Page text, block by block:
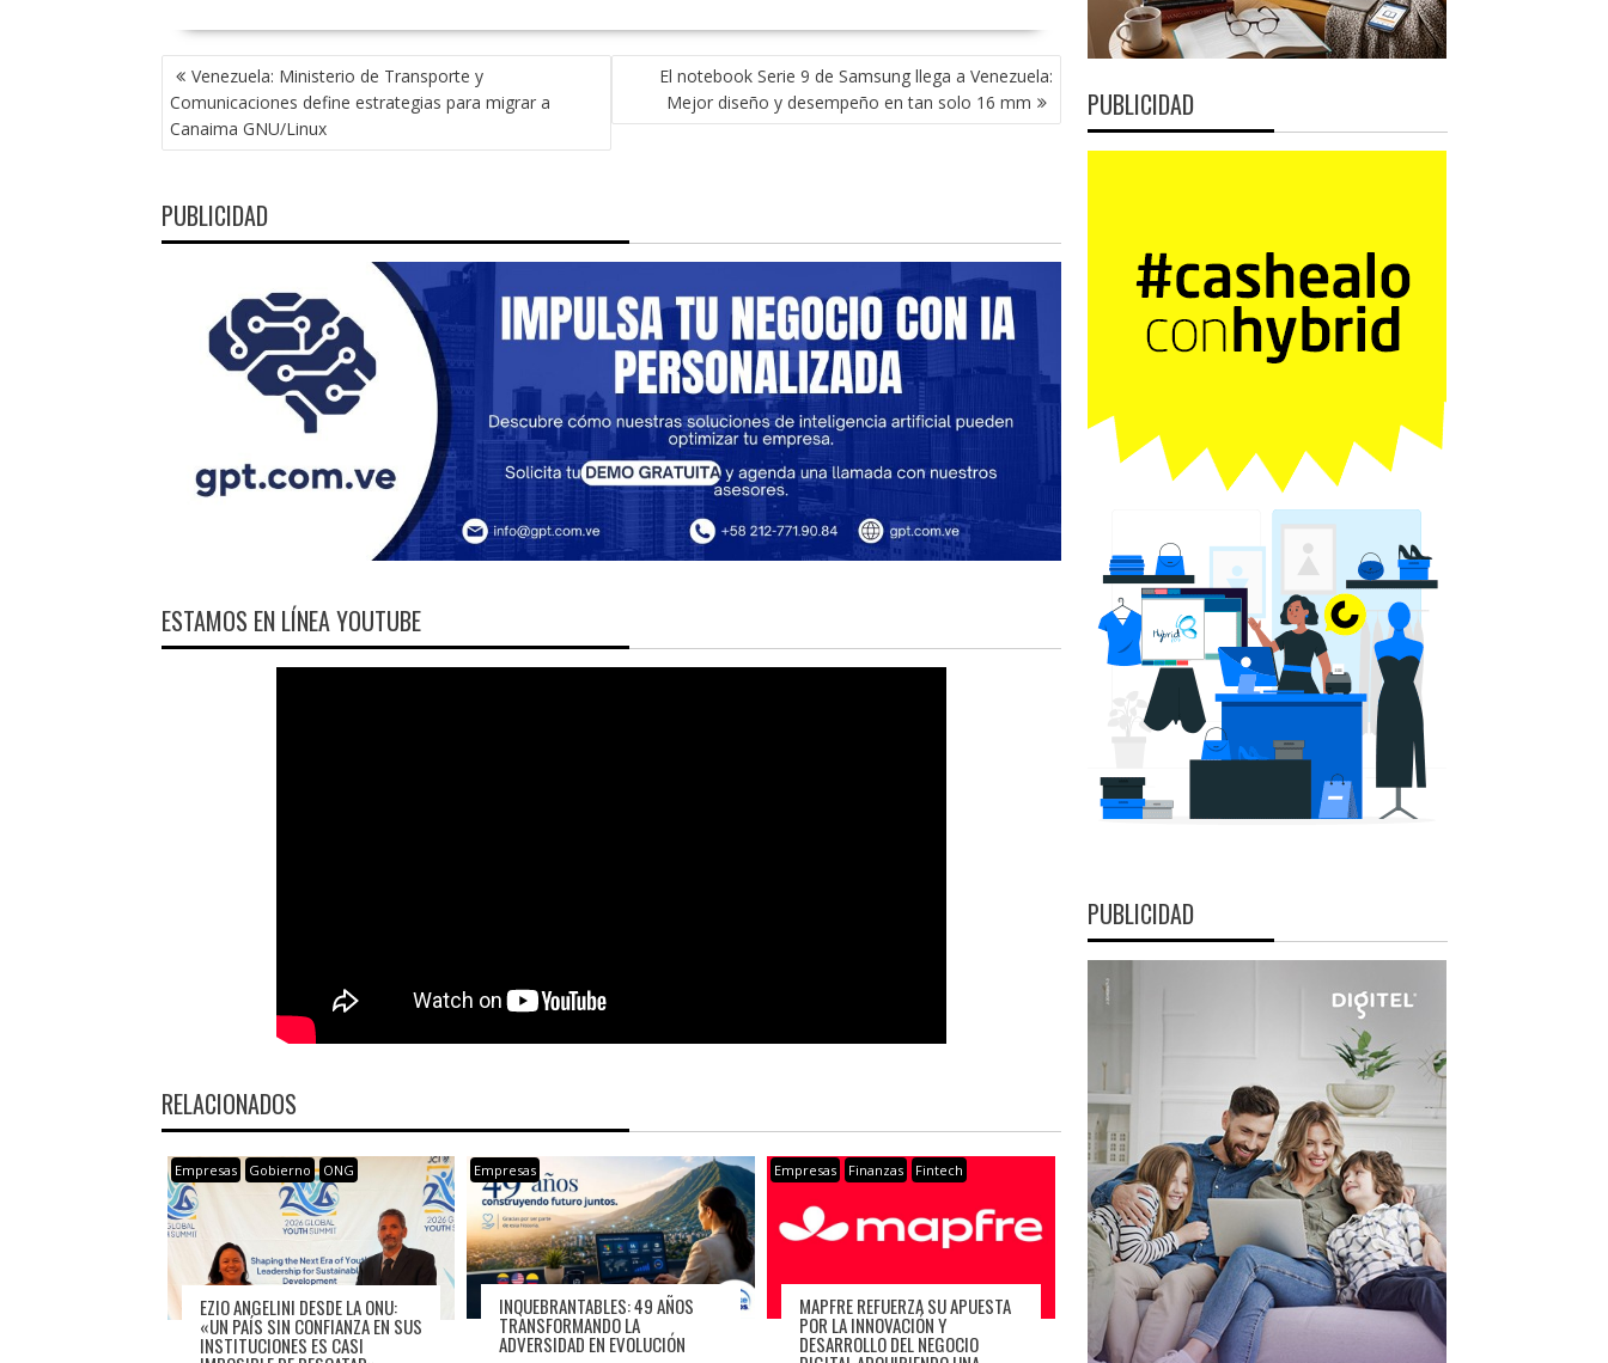
NAVEGACIÓN
DE
ENTRADAS
Venezuela: Ministerio de Transporte y
Comunicaciones define estrategias para migrar a
Canaima GNU/Linux
El notebook Serie 9 de Samsung llega a Venezuela:
Mejor diseño y desempeño en tan solo 16 mm
PUBLICIDAD
ESTAMOS EN LÍNEA YOUTUBE
RELACIONADOS
Empresas Gobierno ONG
EZIO ANGELINI DESDE LA ONU:
«UN PAÍS SIN CONFIANZA EN SUS
INSTITUCIONES ES CASI
Empresas
INQUEBRANTABLES: 49 AÑOS
TRANSFORMANDO LA
ADVERSIDAD EN EVOLUCIÓN
Empresas Finanzas Fintech
MAPFRE REFUERZA SU APUESTA
POR LA INNOVACIÓN Y
DESARROLLO DEL NEGOCIO
PUBLICIDAD
PUBLICIDAD